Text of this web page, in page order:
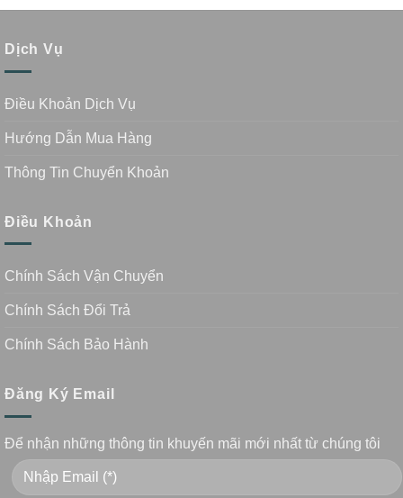
Dịch Vụ
Điều Khoản Dịch Vụ
Hướng Dẫn Mua Hàng
Thông Tin Chuyển Khoản
Điều Khoản
Chính Sách Vận Chuyển
Chính Sách Đổi Trả
Chính Sách Bảo Hành
Đăng Ký Email
Để nhận những thông tin khuyến mãi mới nhất từ chúng tôi